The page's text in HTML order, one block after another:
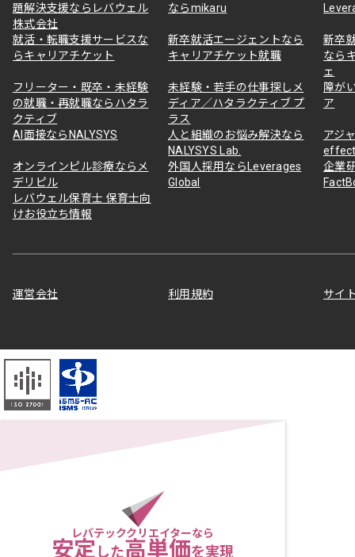
題解決支援ならレバウェル
株式会社
ならmikaru
就活・転職支援サービスな
らキャリアチケット
新卒就活エージェントなら
キャリアチケット就職
新卒
なら
ェ
フリーター・既卒・未経験
の就職・再就職ならハタラ
クティブ
未経験・若手の仕事探しメ
ディア／ハタラクティブ プ
ラス
障が
ア
AI面接ならNALYSYS
人と組織のお悩み解決なら
NALYSYS Lab.
アジ
オンラインピル診療ならメ
デリピル
外国人採用ならLeverages
Global
企業
レバウェル保育士 保育士向
けお役立ち情報
運営会社 利用規約 サイ
レバテッククリエイターなら
安定した高単価を実現